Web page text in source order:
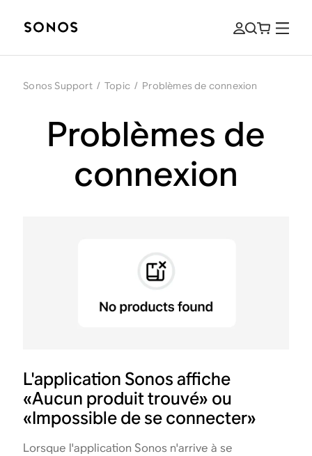
Sonos Support / Topic / Problèmes de connexion
Problèmes de
connexion
L'application Sonos affiche
«Aucun produit trouvé» ou
«Impossible de se connecter»
Lorsque l'application Sonos n'arrive à se